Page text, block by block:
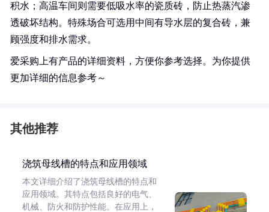
积水；高温车间则需要低吸水率的瓷质砖，防止热蒸汽渗
透破坏结构。特殊场合可选用中间有导水层的复合砖，兼
顾强度和排水需求。
爱采购上有产品的详细资料，方便你参考选择。为你提供
更加详细的信息参考～
其他推荐
浇筑母线槽的特点和应用领域
本文详细介绍了浇筑母线槽的特点和
应用领域。其特点包括良好的电气、
机械、防火和防护性能。在应用上，